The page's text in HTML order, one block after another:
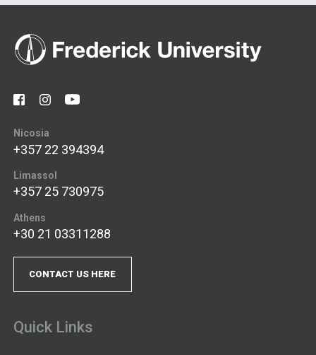
Nicosia
+357 22 394394
Limassol
+357 25 730975
Athens
+30 21 03311288
CONTACT US HERE
Quick Links